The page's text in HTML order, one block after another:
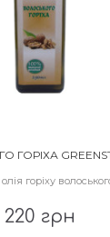
ГОРІХА
горіху
220 грн